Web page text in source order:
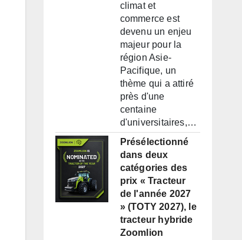
climat et
commerce est
devenu un enjeu
majeur pour la
région Asie-
Pacifique, un
thème qui a attiré
près d'une
centaine
d'universitaires,…
Présélectionné
dans deux
catégories des
prix « Tracteur
de l'année 2027
» (TOTY 2027), le
tracteur hybride
Zoomlion